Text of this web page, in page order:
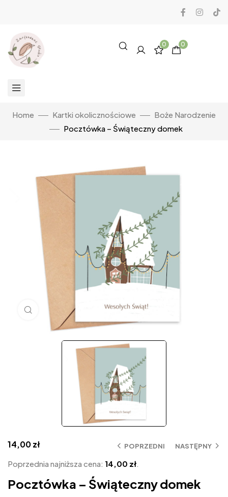
0 0
Home Kartki okolicznościowe
Boże Narodzenie
Pocztówka – Świąteczny domek
Click to enlarge
POPRZEDNI NASTĘPNY
14,00zł
Poprzednia najniższa cena: 14,00 zł.
Pocztówka – Świąteczny domek